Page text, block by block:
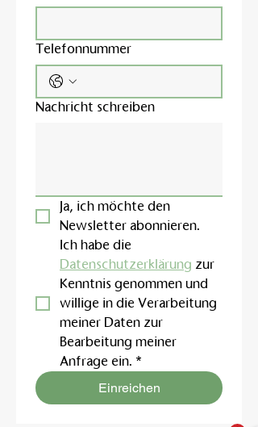
Telefonnummer
Nachricht schreiben
Ja, ich möchte den
Newsletter abonnieren.
Datenschutzerklärung zur
Kenntnis genommen und
willige in die Verarbeitung
meiner Daten zur
Bearbeitung meiner
Anfrage ein. *
Einreichen